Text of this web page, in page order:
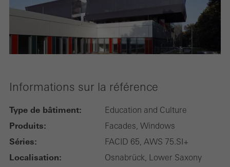
Informations sur la référence
Type de bâtiment: Education and Culture
Produits: Facades, Windows
Séries: FACID 65, AWS 75.SI+
Localisation: Osnabrück, Lower Saxony